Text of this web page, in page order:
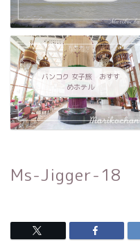
バンコク 女子旅 おすす
めホテル
Ms-Jigger-18